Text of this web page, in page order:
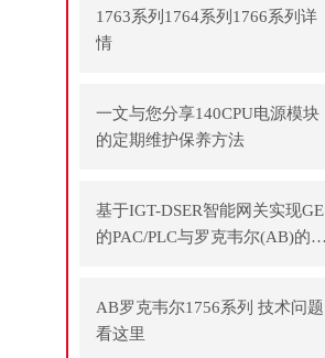
1763系列1764系列1766系列详
情
一文与您分享140CPU电源模块
的定期维护保养方法
基于IGT-DSER智能网关实现GE
的PAC/PLC与罗克韦尔(AB)的P
AB罗克韦尔1756系列 技术问题
看这里